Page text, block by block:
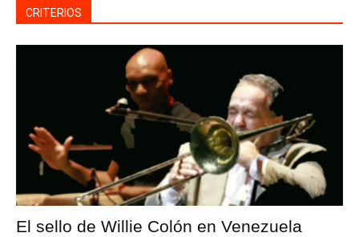
CRITERIOS
El sello de Willie Colón en Venezuela